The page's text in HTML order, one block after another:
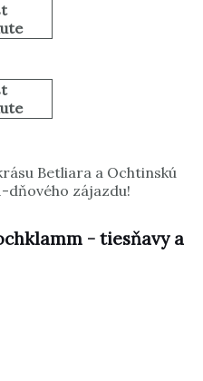
Betliara a Ochtinskú
dňového zájazdu!
- tiesňavy a